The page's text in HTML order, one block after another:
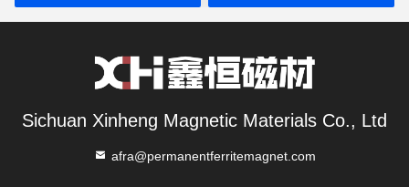
Dimensione del pacchetto
Sichuan Xinheng Magnetic Materials Co., Ltd
afra@permanentferritemagnet.com